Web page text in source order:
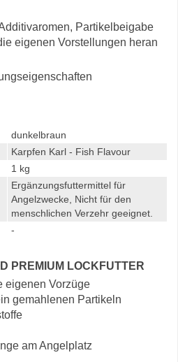
Partikelbeigabe
eigenen Vorstellungen heran
dunkelbraun
Karpfen Karl - Fish Flavour
1 kg
Ergänzungsfuttermittel für
Angelzwecke, Nicht für den
menschlichen Verzehr geeignet.
-
PREMIUM LOCKFUTTER
eigenen Vorzüge
gemahlenen Partikeln
am Angelplatz